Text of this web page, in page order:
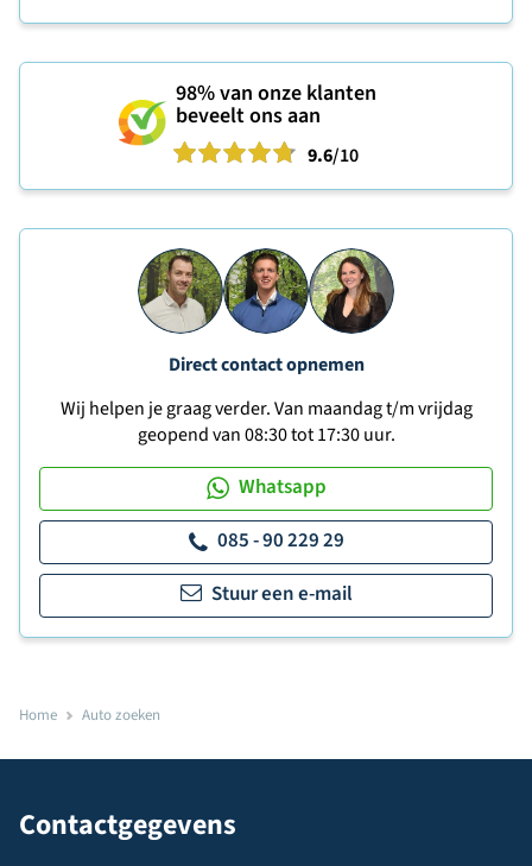
98%van onze klanten
beveelt ons aan
9.6/10
Direct contact opnemen
Wij helpen je graag verder. Van maandag t/m vrijdag
geopend van 08:30 tot 17:30 uur.
Whatsapp
085 - 90 229 29
Stuur een e-mail
Home Auto zoeken
Contactgegevens